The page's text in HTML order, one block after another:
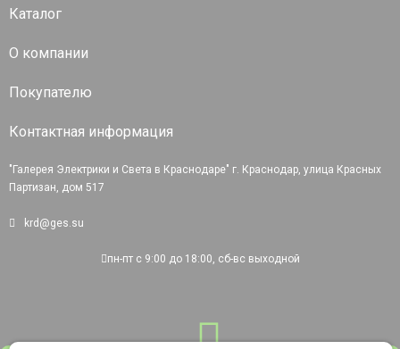
Каталог
О компании
Покупателю
Контактная информация
"Галерея Электрики и Света в Краснодаре" г. Краснодар, улица Красных
Партизан, дом 517
krd@ges.su
пн-пт с 9:00 до 18:00, сб-вс выходной